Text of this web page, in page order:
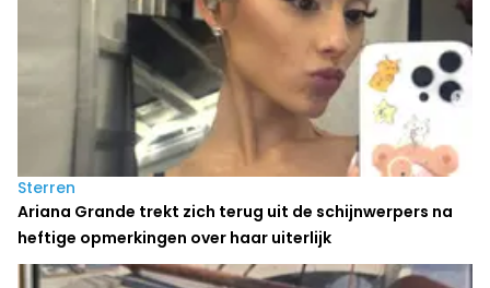
Sterren
Ariana Grande trekt zich terug uit de schijnwerpers na
heftige opmerkingen over haar uiterlijk